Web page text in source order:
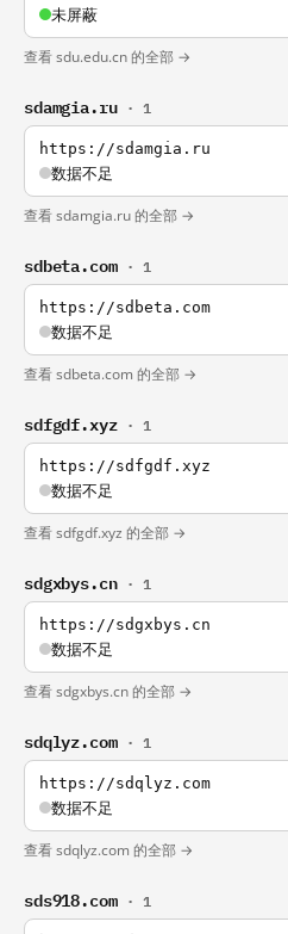
未屏蔽
查看 sdu.edu.cn 的全部 →
sdamgia.ru · 1
https://sdamgia.ru
数据不足
查看 sdamgia.ru 的全部 →
sdbeta.com · 1
https://sdbeta.com
数据不足
查看 sdbeta.com 的全部 →
sdfgdf.xyz · 1
https://sdfgdf.xyz
数据不足
查看 sdfgdf.xyz 的全部 →
sdgxbys.cn · 1
https://sdgxbys.cn
数据不足
查看 sdgxbys.cn 的全部 →
sdqlyz.com · 1
https://sdqlyz.com
数据不足
查看 sdqlyz.com 的全部 →
sds918.com · 1